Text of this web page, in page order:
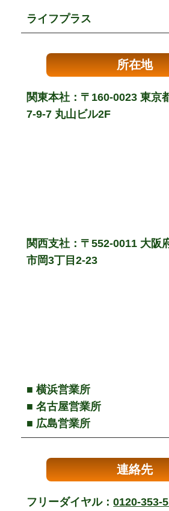
ライフプラス
所在地
関東本社：〒160-0023 東京
7-9-7 丸山ビル2F
関西支社：〒552-0011 大阪
市岡3丁目2-23
■ 横浜営業所
■ 名古屋営業所
■ 広島営業所
連絡先
フリーダイヤル：0120-353-